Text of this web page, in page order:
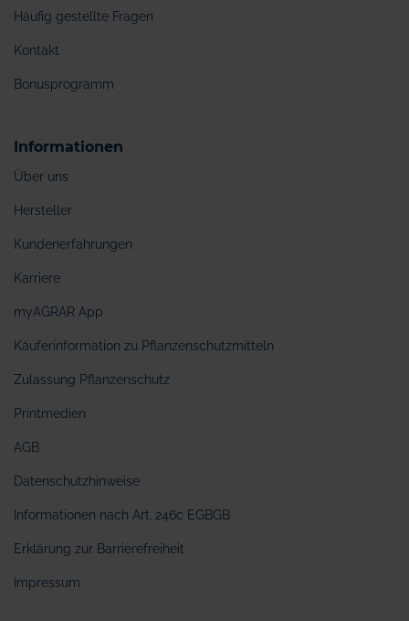
Häufig gestellte Fragen
Kontakt
Bonusprogramm
Informationen
Über uns
Hersteller
Kundenerfahrungen
Karriere
myAGRAR App
Käuferinformation zu Pflanzenschutzmitteln
Zulassung Pflanzenschutz
Printmedien
AGB
Datenschutzhinweise
Informationen nach Art. 246c EGBGB
Erklärung zur Barrierefreiheit
Impressum